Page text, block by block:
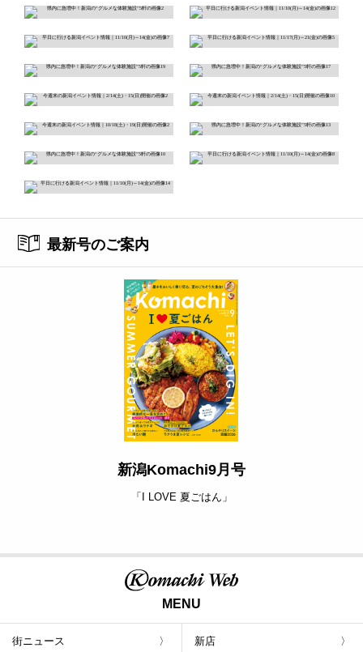
最新号のご案内
新潟Komachi9月号
「I LOVE 夏ごはん」
MENU
街ニュース 新店